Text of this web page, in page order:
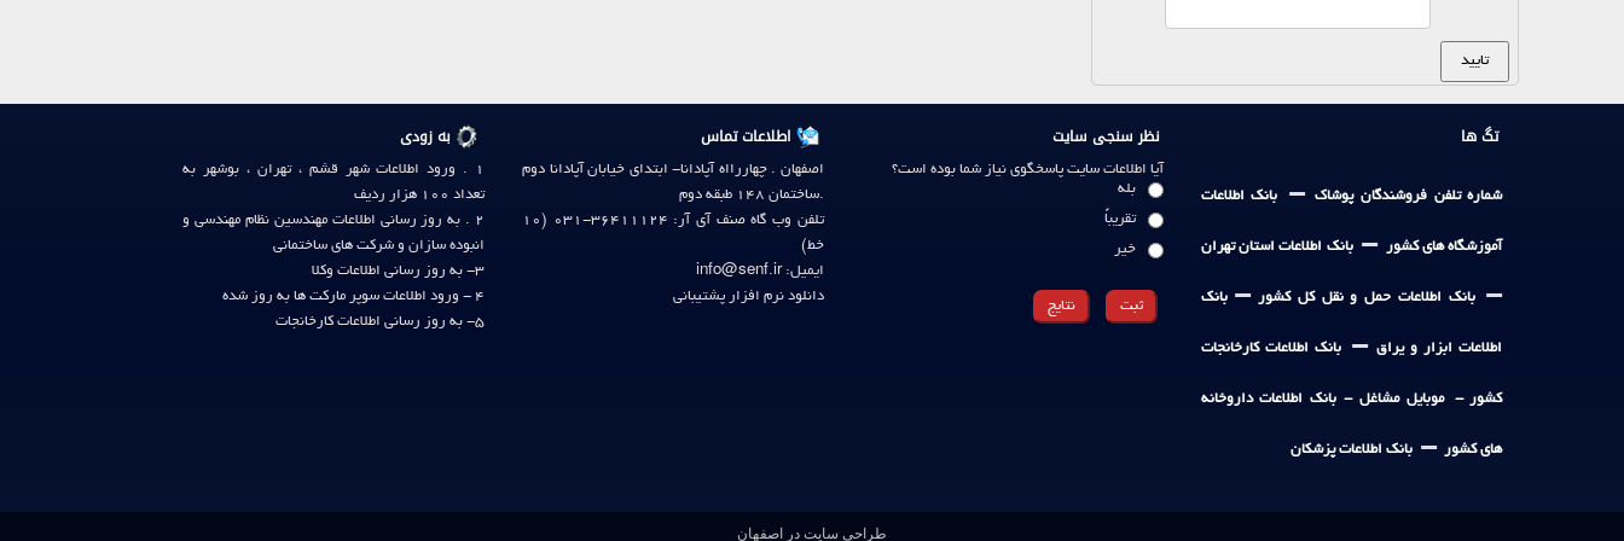
تگ ها
شماره تلفن فروشندگان پوشاک- بانک اطلاعات
آموزشگاه های کشور -بانک اطلاعات استان تهران
-بانک اطلاعات حمل و نقل کل کشور- بانک
اطلاعات ابزار و یراق-بانک اطلاعات کارخانجات
کشور - موبایل مشاغل - بانک اطلاعات داروخانه
های کشور - بانک اطلاعات پزشکان
نظر سنجی سایت
آیا اطلاعات سایت پاسخگوی نیاز شما بوده است؟
بله
تقریباً
خیر
اطلاعات تماس
اصفهان . چهاررااه آپادانا- ابتدای خیابان آپادانا دوم
.ساختمان 148 طبقه دوم
تلفن وب گاه صنف آی آر: 36411124-031 (10
خط)
ایمیل: info@senf.ir
دانلود نرم افزار پشتیبانی
به زودی
1 . ورود اطلاعات شهر قشم،تهران ، بوشهر
به
تعداد 100 هزار ردیف
2 . به روز رسانی
اطلاعات مهندسین نظام مهندسیو
انبوده سازانو شرکت های ساختمانی
3- به روز رسانی
اطلاعات وکلا
4 - ورود
اطلاعات سوپر مارکت ها به روز شده
5- به روز رسانی
اطلاعات کارخانجات
طراحی سایت در اصفهان